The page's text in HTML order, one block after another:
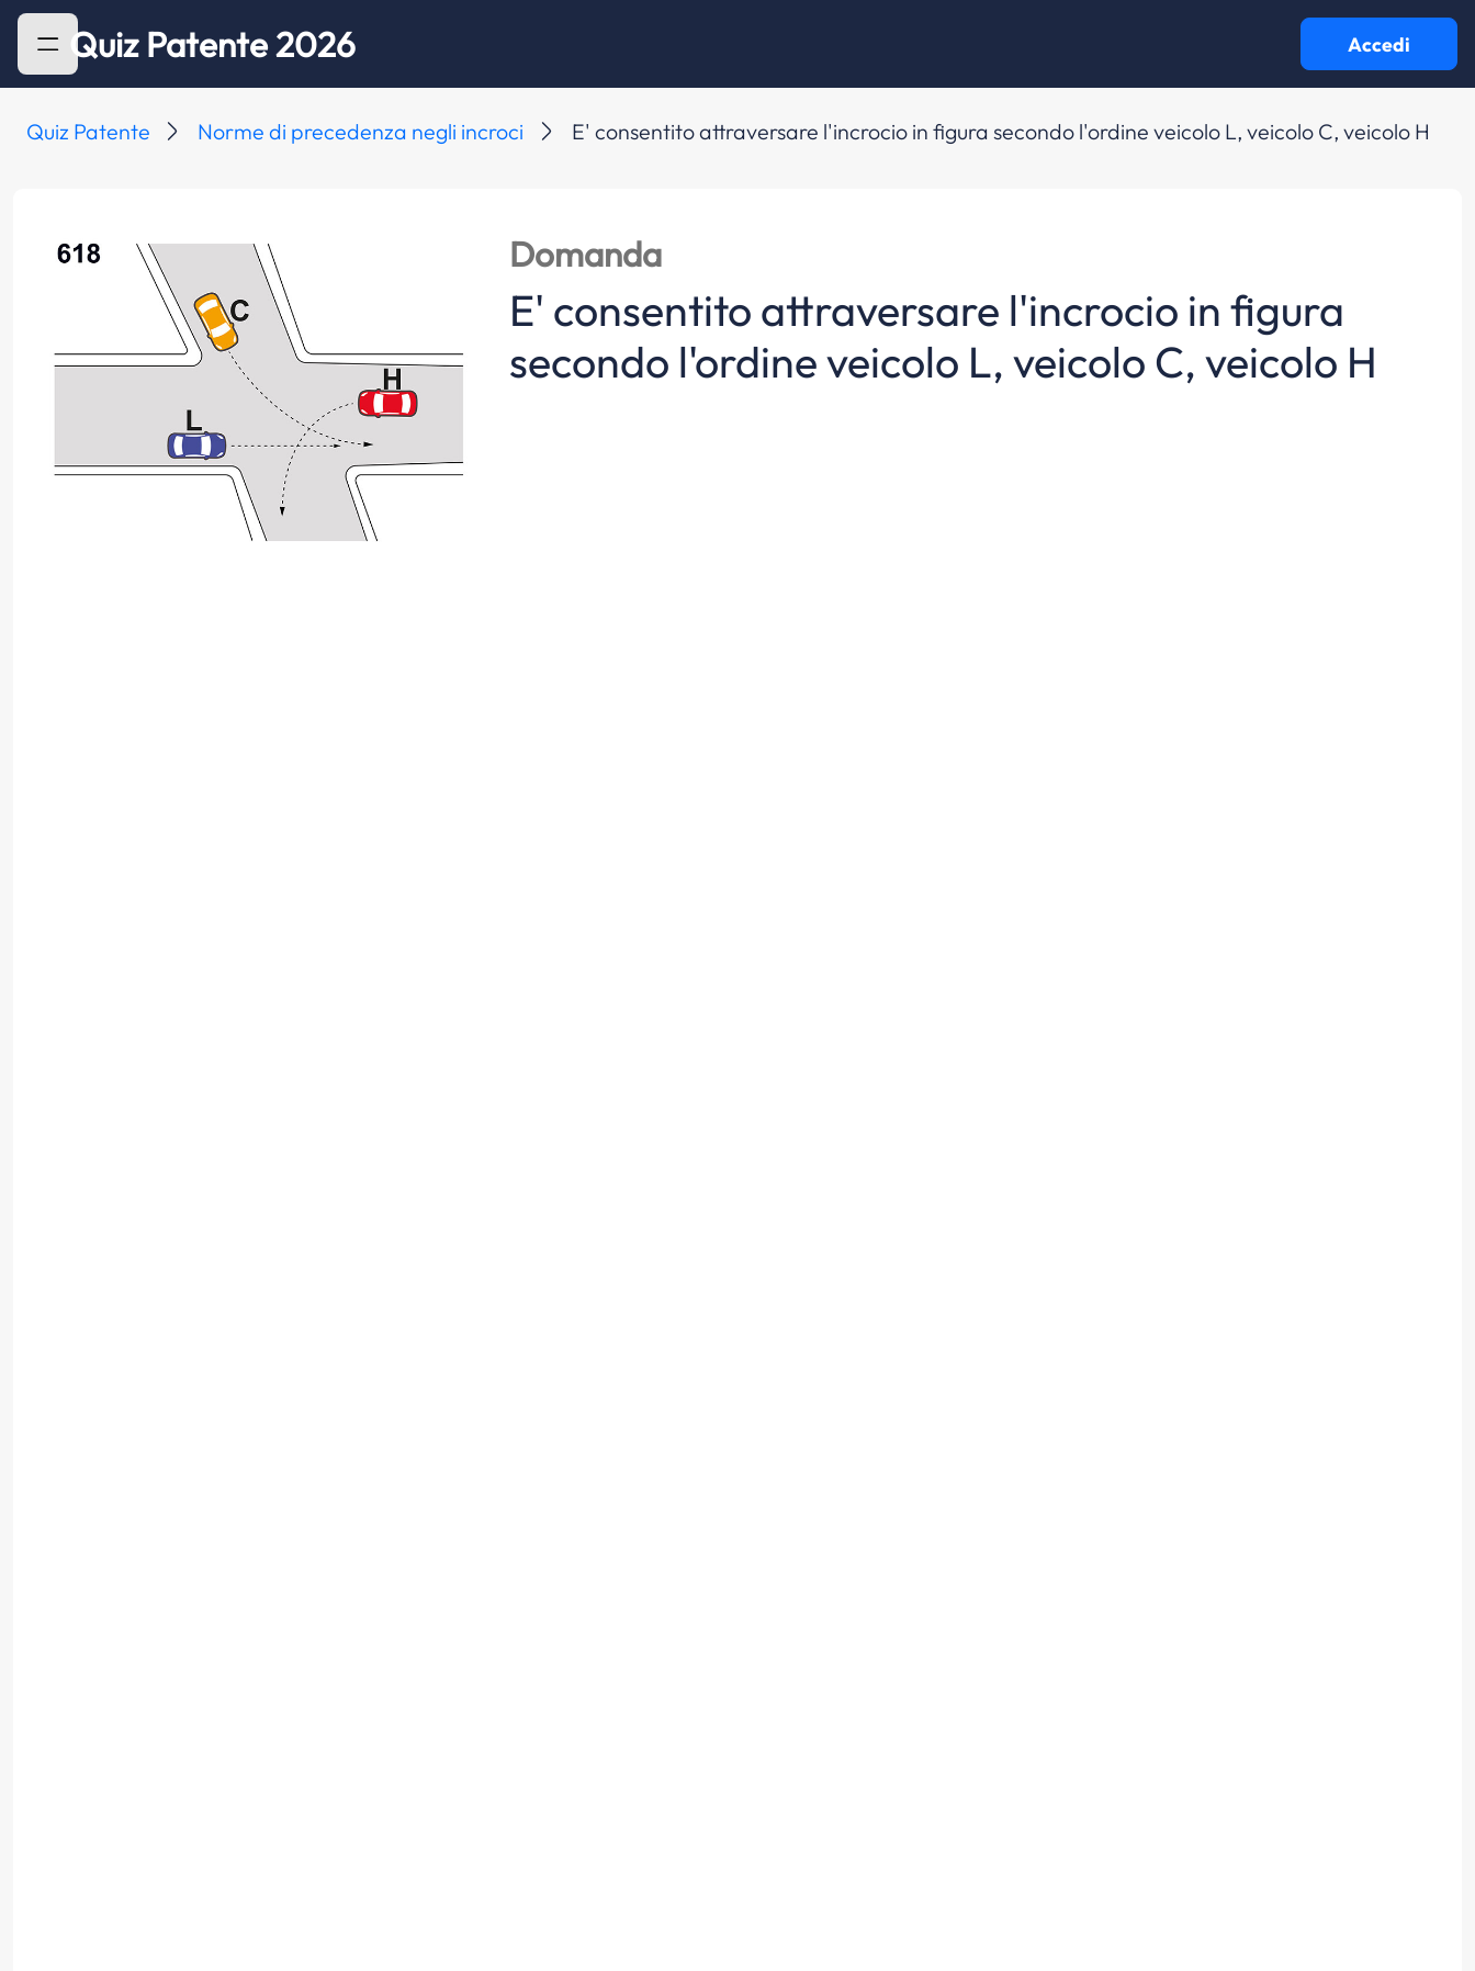
Quiz Patente 2026 Accedi
Quiz Patente Norme di precedenza negli incroci E' consentito attraversare l'incrocio in figura secondo l'ordine veicolo L, veicolo C, veicolo H
Domanda
E' consentito attraversare l'incrocio in figura
secondo l'ordine veicolo L, veicolo C, veicolo H